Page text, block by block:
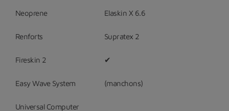
Neoprene Elaskin X 6.6
Renforts Supratex 2
Fireskin 2 ✔
Easy Wave System (manchons)
Universal Computer